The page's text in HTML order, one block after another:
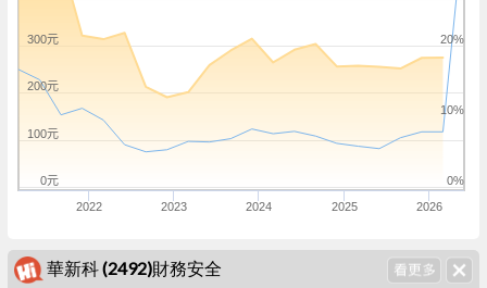
2022 2023 2024 2025 2026
0%
10%
20%
0元
100元
200元
300元
華新科 (2492)財務安全